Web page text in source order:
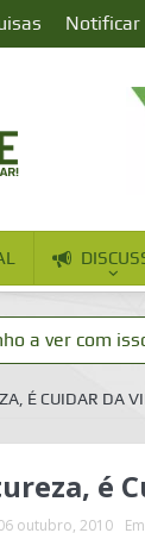
Notificar
isso?
É CUIDAR DA
é
outubro, 2010